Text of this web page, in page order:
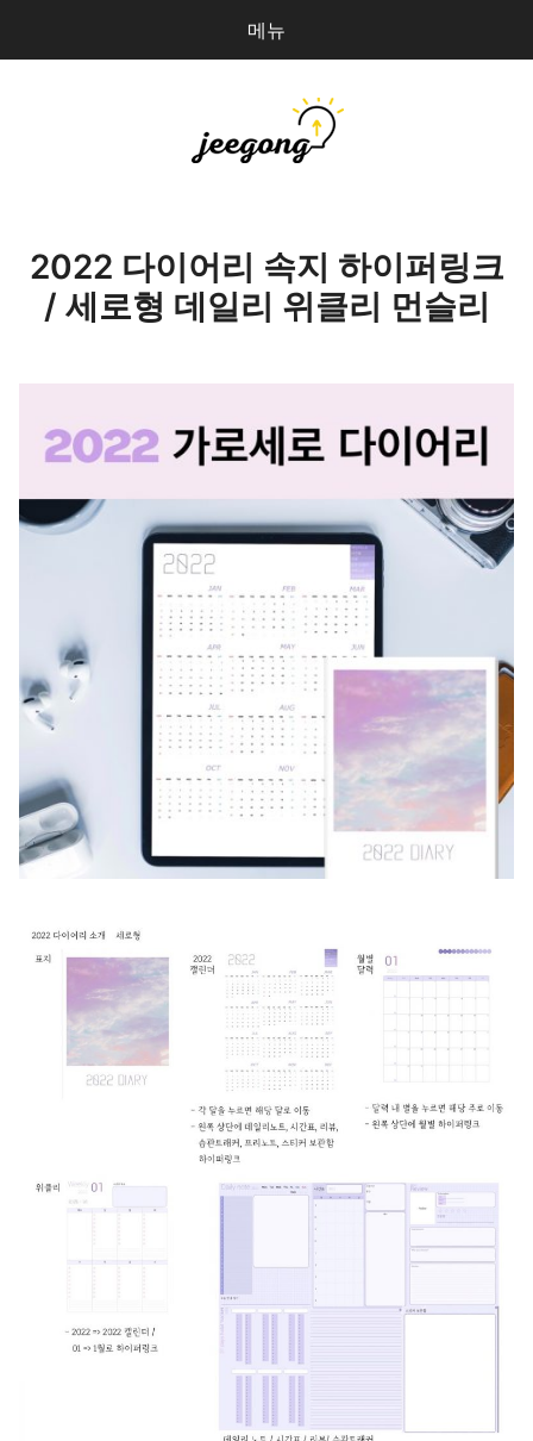
메뉴
마이페이지
2022 다이어리 속지 하이퍼링크
/ 세로형 데일리 위클리 먼슬리